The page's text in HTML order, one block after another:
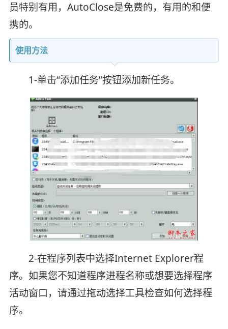
员特别有用，AutoClose是免费的，有用的和便
携的。
使用方法
1-单击“添加任务”按钮添加新任务。
2-在程序列表中选择Internet Explorer程
序。如果您不知道程序进程名称或想要选择程序
活动窗口，请通过拖动选择工具检查如何选择程
序。